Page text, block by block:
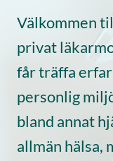
Välkommen
privat
får träffa
personlig
bland annat
allmän hälsa,